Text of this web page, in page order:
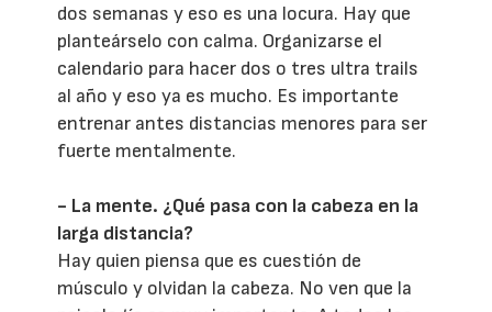
dos semanas y eso es una locura. Hay que
planteárselo con calma. Organizarse el
calendario para hacer dos o tres ultra trails
al año y eso ya es mucho. Es importante
entrenar antes distancias menores para ser
fuerte mentalmente.
- La mente. ¿Qué pasa con la cabeza en la
larga distancia?
Hay quien piensa que es cuestión de
músculo y olvidan la cabeza. No ven que la